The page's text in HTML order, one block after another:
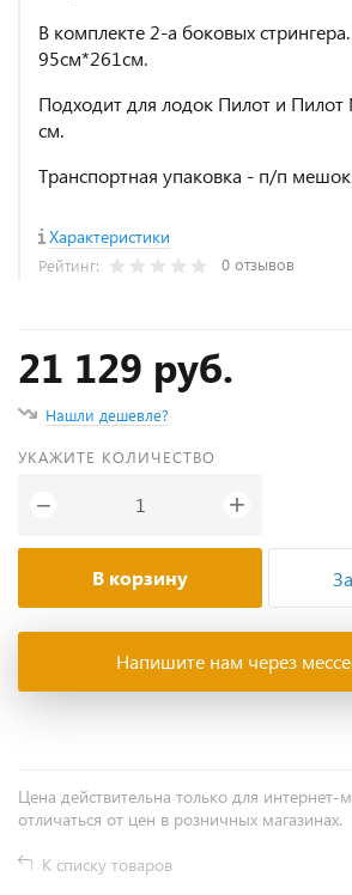
В комплекте 2-а боковых
95см*261см.
Подходит для лодок Пилот и
см.
Транспортная упаковка - п/п
Характеристики
Рейтинг: 0 отзывов
21 129 руб.
Нашли дешевле?
УКАЖИТЕ КОЛИЧЕСТВО
− +
В корзину
Напишите нам через
Цена действительна только для интернет-
отличаться от цен в розничных магазинах.
К списку товаров